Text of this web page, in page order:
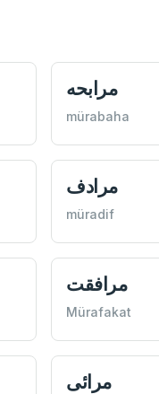
مرابحه
mürabaha
مرادف
müradif
مرافقت
Mürafakat
مرائی